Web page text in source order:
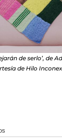
de serlo’, de
de Hilo